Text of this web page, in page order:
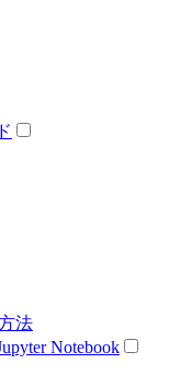
法
Notebook